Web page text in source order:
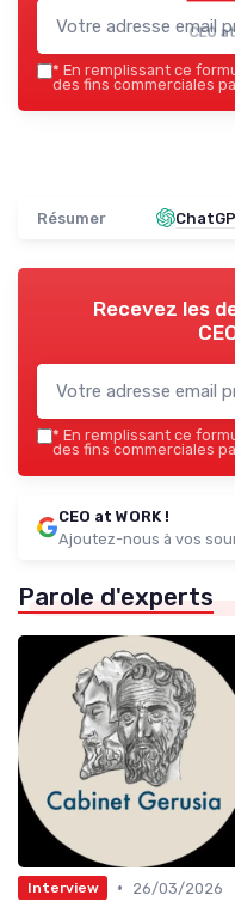
CEO
* En remplissant ce
des fins commerciales
Résumer
Recevez les
* En remplissant ce
des fins commerciales
CEO at WORK !
Ajoutez-nous à vos
Parole d'experts
Interview •
26/03/2026